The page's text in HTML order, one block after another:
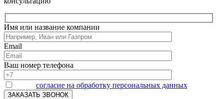
Имя или название компании
Email
Ваш номер телефона
согласие на обработку персональных данных